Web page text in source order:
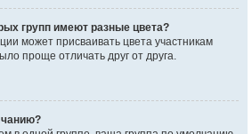
групп имеют разные цвета?
может присваивать цвета участникам
проще отличать друг от друга.